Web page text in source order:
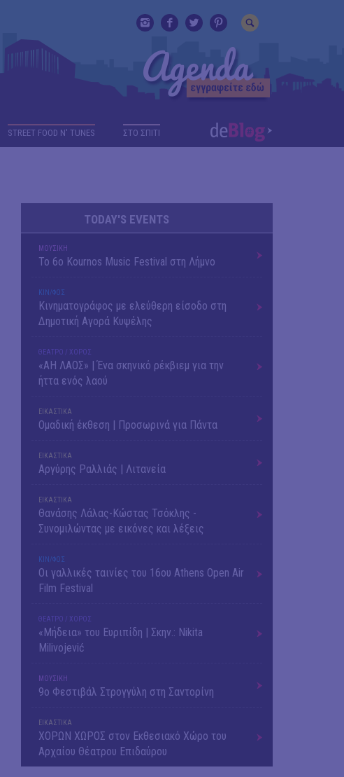
STREET FOOD N' TUNES ΣΤΟ ΣΠΙΤΙ
TODAY'S EVENTS
ΜΟΥΣΙΚΗ
Το 6ο Kournos Music Festival στη Λήμνο
ΚΙΝ/ΦΟΣ
Κινηματογράφος με ελεύθερη είσοδο στη
Δημοτική Αγορά Κυψέλης
ΘΕΑΤΡΟ / ΧΟΡΟΣ
«ΑΗ ΛΑΟΣ» | Ένα σκηνικό ρέκβιεμ για την
ήττα ενός λαού
ΕΙΚΑΣΤΙΚΑ
Ομαδική έκθεση | Προσωρινά για Πάντα
ΕΙΚΑΣΤΙΚΑ
Αργύρης Ραλλιάς | Λιτανεία
ΕΙΚΑΣΤΙΚΑ
Θανάσης Λάλας-Κώστας Τσόκλης -
Συνομιλώντας με εικόνες και λέξεις
ΚΙΝ/ΦΟΣ
Οι γαλλικές ταινίες του 16ου Athens Open Air
Film Festival
ΘΕΑΤΡΟ / ΧΟΡΟΣ
«Μήδεια» του Ευριπίδη | Σκην.: Nikita
Milivojević
ΜΟΥΣΙΚΗ
9o Φεστιβάλ Στρογγύλη στη Σαντορίνη
ΕΙΚΑΣΤΙΚΑ
ΧΟΡΩΝ ΧΩΡΟΣ στον Εκθεσιακό Χώρο του
Αρχαίου Θέατρου Επιδαύρου